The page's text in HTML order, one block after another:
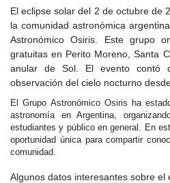
El eclipse solar del 2 de octubre de
la comunidad astronómica
Astronómico Osiris. Este grupo
gratuitas en Perito Moreno, Santa
anular de Sol. El evento contó
observación del cielo nocturno
El Grupo Astronómico Osiris ha
astronomía en Argentina,
estudiantes y público en general. En
oportunidad única para compartir
comunidad.
Algunos datos interesantes sobre el